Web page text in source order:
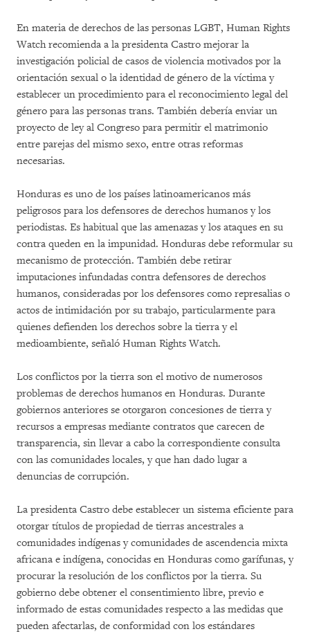
En materia de derechos de las personas LGBT, Human Rights
Watch recomienda a la presidenta Castro mejorar la
investigación policial de casos de violencia motivados por la
orientación sexual o la identidad de género de la víctima y
establecer un procedimiento para el reconocimiento legal del
género para las personas trans. También debería enviar un
proyecto de ley al Congreso para permitir el matrimonio
entre parejas del mismo sexo, entre otras reformas
necesarias.
Honduras es uno de los países latinoamericanos más
peligrosos para los defensores de derechos humanos y los
periodistas. Es habitual que las amenazas y los ataques en su
contra queden en la impunidad. Honduras debe reformular su
mecanismo de protección. También debe retirar
imputaciones infundadas contra defensores de derechos
humanos, consideradas por los defensores como represalias o
actos de intimidación por su trabajo, particularmente para
quienes defienden los derechos sobre la tierra y el
medioambiente, señaló Human Rights Watch.
Los conflictos por la tierra son el motivo de numerosos
problemas de derechos humanos en Honduras. Durante
gobiernos anteriores se otorgaron concesiones de tierra y
recursos a empresas mediante contratos que carecen de
transparencia, sin llevar a cabo la correspondiente consulta
con las comunidades locales, y que han dado lugar a
denuncias de corrupción.
La presidenta Castro debe establecer un sistema eficiente para
otorgar títulos de propiedad de tierras ancestrales a
comunidades indígenas y comunidades de ascendencia mixta
africana e indígena, conocidas en Honduras como garífunas, y
procurar la resolución de los conflictos por la tierra. Su
gobierno debe obtener el consentimiento libre, previo e
informado de estas comunidades respecto a las medidas que
pueden afectarlas, de conformidad con los estándares